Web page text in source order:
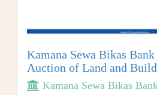
Kamana Sewa Bikas
Auction of Land and
Kamana Sewa Bikas